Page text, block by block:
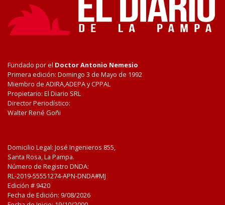
Fundado por el Doctor Antonio Nemesio
Primera edición: Domingo 3 de Mayo de 1992
Miembro de ADIRA,ADEPA y CPPAL
Propietario: El Diario SRL
Director Periodístico:
Walter René Goñi
Domicilio Legal: José Ingenieros 855,
Santa Rosa, La Pampa.
Número de Registro DNDA:
RL-2019-55551274-APN-DNDA#MJ
Edición # 9420
Fecha de Edición: 9/08/2026